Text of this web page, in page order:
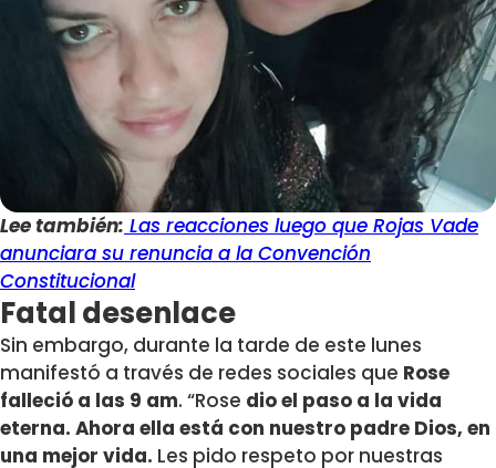
Lee también: Las reacciones luego que Rojas Vade
anunciara su renuncia a la Convención
Constitucional
Fatal desenlace
Sin embargo, durante la tarde de este lunes
manifestó a través de redes sociales que Rose
falleció a las 9 am. “Rose dio el paso a la vida
eterna. Ahora ella está con nuestro padre Dios, en
una mejor vida. Les pido respeto por nuestras